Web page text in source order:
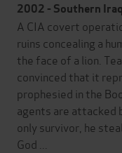
2002 - Southern Iraq
A CIA covert
ruins concealing a
the face of a lion.
convinced that it
prophesied in the
agents are attacked
only survivor, he
God ...